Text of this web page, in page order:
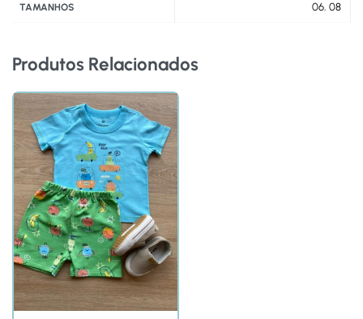
TAMANHOS 06, 08
Produtos Relacionados